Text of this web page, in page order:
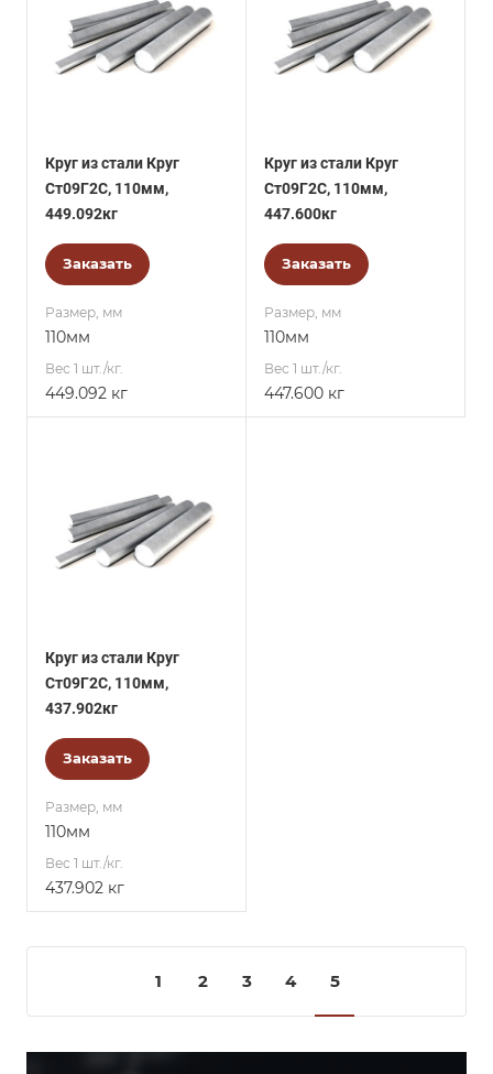
Круг из стали Круг
Ст09Г2С, 110мм,
449.092кг
Заказать
Размер, мм
110мм
Вес 1 шт./кг.
449.092 кг
Круг из стали Круг
Ст09Г2С, 110мм,
447.600кг
Заказать
Размер, мм
110мм
Вес 1 шт./кг.
447.600 кг
Круг из стали Круг
Ст09Г2С, 110мм,
437.902кг
Заказать
Размер, мм
110мм
Вес 1 шт./кг.
437.902 кг
1 2 3 4 5